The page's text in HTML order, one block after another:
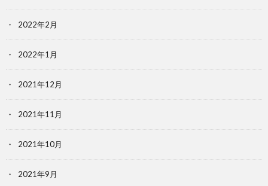
2022年2月
2022年1月
2021年12月
2021年11月
2021年10月
2021年9月